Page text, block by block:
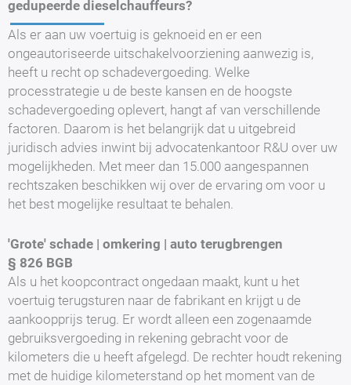
gedupeerde dieselchauffeurs?
Als er aan uw voertuig is geknoeid en er een
ongeautoriseerde uitschakelvoorziening aanwezig is,
heeft u recht op schadevergoeding. Welke
processtrategie u de beste kansen en de hoogste
schadevergoeding oplevert, hangt af van verschillende
factoren. Daarom is het belangrijk dat u uitgebreid
juridisch advies inwint bij advocatenkantoor R&U over uw
mogelijkheden. Met meer dan 15.000 aangespannen
rechtszaken beschikken wij over de ervaring om voor u
het best mogelijke resultaat te behalen.
'Grote' schade | omkering | auto terugbrengen
§ 826 BGB
Als u het koopcontract ongedaan maakt, kunt u het
voertuig terugsturen naar de fabrikant en krijgt u de
aankoopprijs terug. Er wordt alleen een zogenaamde
gebruiksvergoeding in rekening gebracht voor de
kilometers die u heeft afgelegd. De rechter houdt rekening
met de huidige kilometerstand op het moment van de